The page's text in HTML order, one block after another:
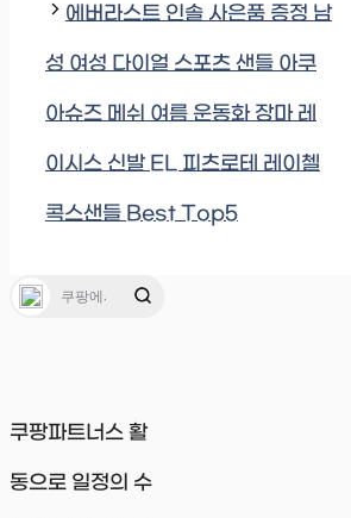
에버라스트 인솔 사은품 증정 남
성 여성 다이얼 스포츠 샌들 아쿠
아슈즈 메쉬 여름 운동화 장마 레
이시스 신발 EL 피츠로테 레이첼
콕스샌들 Best Top5
쿠팡파트너스 활
동으로 일정의 수